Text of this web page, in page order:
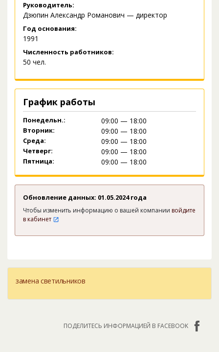
Руководитель:
Дзюпин Александр Романович — директор
Год основания:
1991
Численность работников:
50 чел.
График работы
Понедельн.: 09:00 — 18:00
Вторник: 09:00 — 18:00
Среда: 09:00 — 18:00
Четверг: 09:00 — 18:00
Пятница: 09:00 — 18:00
Обновление данных: 01.05.2024 года
Чтобы изменить информацию о вашей компании войдите
в кабинет
замена светильников
ПОДЕЛИТЕСЬ ИНФОРМАЦИЕЙ В FACEBOOK